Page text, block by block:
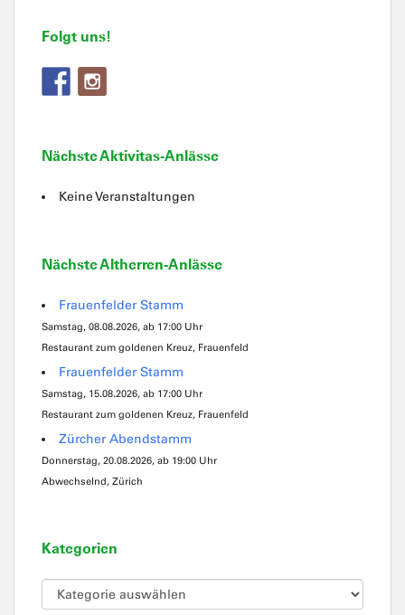
Folgt uns!
Nächste Aktivitas-Anlässe
Keine Veranstaltungen
Nächste Altherren-Anlässe
Frauenfelder Stamm
Samstag, 08.08.2026, ab 17:00 Uhr
Restaurant zum goldenen Kreuz, Frauenfeld
Frauenfelder Stamm
Samstag, 15.08.2026, ab 17:00 Uhr
Restaurant zum goldenen Kreuz, Frauenfeld
Zürcher Abendstamm
Donnerstag, 20.08.2026, ab 19:00 Uhr
Abwechselnd, Zürich
Kategorien
Kategorien